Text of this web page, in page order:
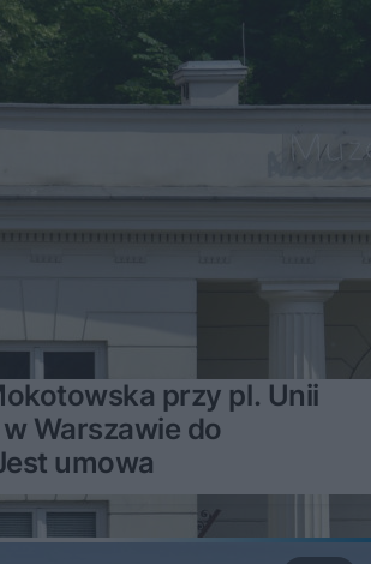
przy pl. Unii
Warszawie do
umowa